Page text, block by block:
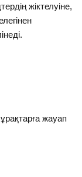
жіктелуіне,
жауап